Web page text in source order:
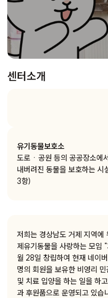
센터소개
유기동물보호소
도로ㆍ공원 등의 공공장소에
내버려진 동물을 보호하는 시
3항)
저희는 경상남도 거제 지역에
제유기동물을 사랑하는 모임
월 28일 창립하여 현재 네이
명의 회원을 보유한 비영리
및 치료 입양을 하는 일을 하
과 후원품으로 운영되고 있